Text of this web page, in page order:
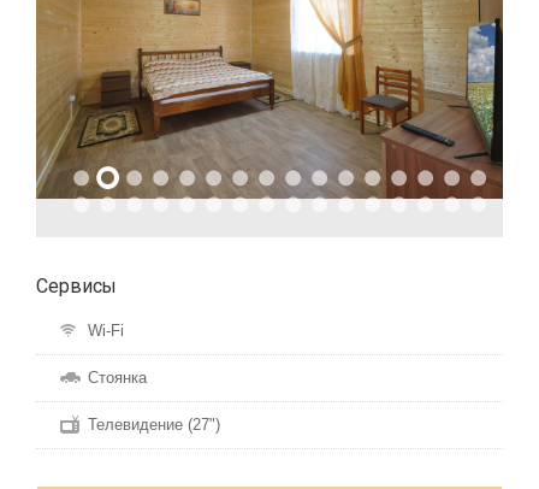
Сервисы
Wi-Fi
Стоянка
Телевидение (27")